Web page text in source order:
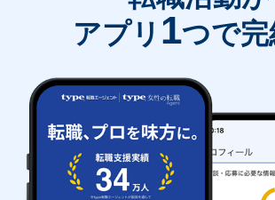
アプリ 1つで完